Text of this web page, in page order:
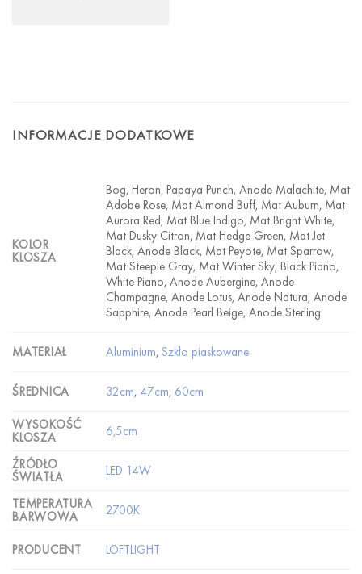
INFORMACJE DODATKOWE
KOLOR
KLOSZA
Bog, Heron, Papaya Punch, Anode Malachite, Mat
Adobe Rose, Mat Almond Buff, Mat Auburn, Mat
Aurora Red, Mat Blue Indigo, Mat Bright White,
Mat Dusky Citron, Mat Hedge Green, Mat Jet
Black, Anode Black, Mat Peyote, Mat Sparrow,
Mat Steeple Gray, Mat Winter Sky, Black Piano,
White Piano, Anode Aubergine, Anode
Champagne, Anode Lotus, Anode Natura, Anode
Sapphire, Anode Pearl Beige, Anode Sterling
MATERIAŁ Aluminium, Szkło piaskowane
ŚREDNICA 32cm, 47cm, 60cm
WYSOKOŚĆ
KLOSZA
6,5cm
ŹRÓDŁO
ŚWIATŁA
LED 14W
TEMPERATURA
BARWOWA
2700K
PRODUCENT LOFTLIGHT